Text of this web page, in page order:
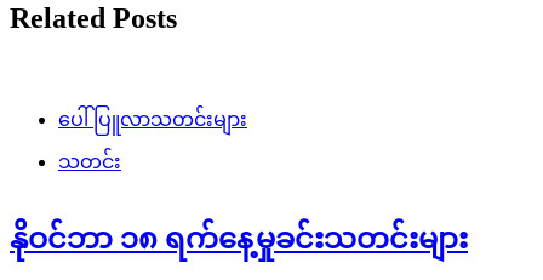
Related Posts
ပေါ်ပြူလာသတင်းများ
သတင်း
နိုဝင်ဘာ ၁၈ ရက်နေ့မှုခင်းသတင်းများ